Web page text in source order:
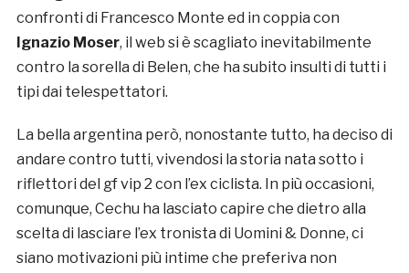
confronti di Francesco Monte ed in coppia con
Ignazio Moser, il web si è scagliato inevitabilmente
contro la sorella di Belen, che ha subito insulti di tutti i
tipi dai telespettatori.
La bella argentina però, nonostante tutto, ha deciso di
andare contro tutti, vivendosi la storia nata sotto i
riflettori del gf vip 2 con l’ex ciclista. In più occasioni,
comunque, Cechu ha lasciato capire che dietro alla
scelta di lasciare l’ex tronista di Uomini & Donne, ci
siano motivazioni più intime che preferiva non